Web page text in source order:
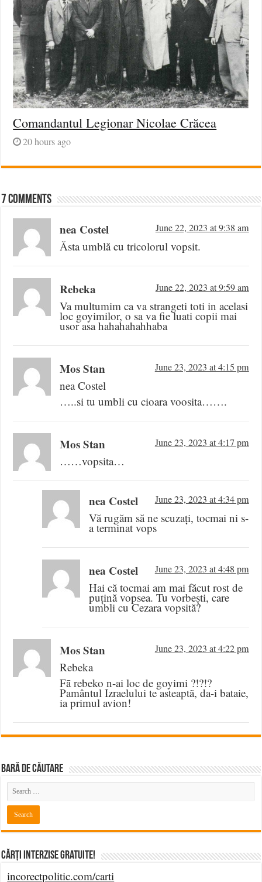
Comandantul Legionar Nicolae Crăcea
20 hours ago
7 comments
nea Costel June 22, 2023 at 9:38 am
Ăsta umblă cu tricolorul vopsit.
Rebeka June 22, 2023 at 9:59 am
Va multumim ca va strangeti toti in acelasi
loc goyimilor, o sa va fie luati copii mai
usor asa hahahahahhaba
Mos Stan June 23, 2023 at 4:15 pm
nea Costel
…..si tu umbli cu cioara voosita…….
Mos Stan June 23, 2023 at 4:17 pm
……vopsita…
nea Costel June 23, 2023 at 4:34 pm
Vă rugăm să ne scuzați, tocmai ni s-
a terminat vops
nea Costel June 23, 2023 at 4:48 pm
Hai că tocmai am mai făcut rost de
puțină vopsea. Tu vorbești, care
umbli cu Cezara vopsită?
Mos Stan June 23, 2023 at 4:22 pm
Rebeka
Fā rebeko n-ai loc de goyimi ?!?!?
Pamântul Izraelului te asteaptã, da-i bataie,
ia primul avion!
BARĂ DE CĂUTARE
Cărți Interzise Gratuite!
incorectpolitic.com/carti